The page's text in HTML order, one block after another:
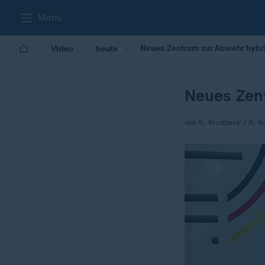
Menü
Video heute Neues Zentrum zur Abwehr
Neues
von K. Brodbeck / R.